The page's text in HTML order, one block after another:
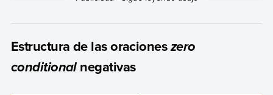
Estructura de las oracioneszero
conditionalnegativas